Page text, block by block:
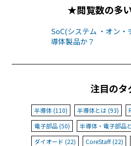
★閲覧数の多
SoC(システム ・オン
導体製品か？
注目のタ
半導体 (110) 半導体とは (93)
電子部品 (50)
半導体・電子部品
ダイオード (22)
CoreStaff (22)